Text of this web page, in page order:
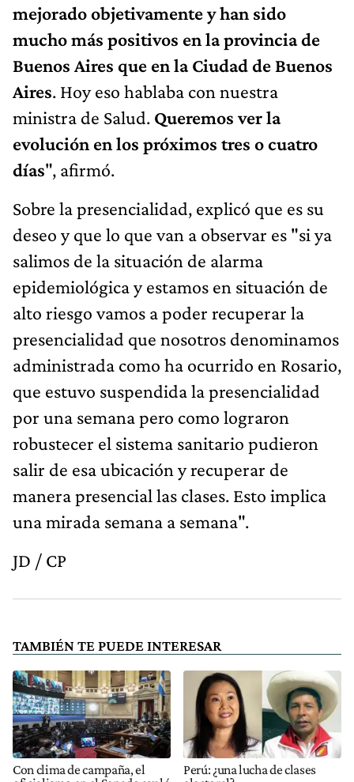
mejorado objetivamente y han sido
mucho más positivos en la provincia de
Buenos Aires que en la Ciudad de Buenos
Aires. Hoy eso hablaba con nuestra
ministra de Salud. Queremos ver la
evolución en los próximos tres o cuatro
días", afirmó.
Sobre la presencialidad, explicó que es su
deseo y que lo que van a observar es "si ya
salimos de la situación de alarma
epidemiológica y estamos en situación de
alto riesgo vamos a poder recuperar la
presencialidad que nosotros denominamos
administrada como ha ocurrido en Rosario,
que estuvo suspendida la presencialidad
por una semana pero como lograron
robustecer el sistema sanitario pudieron
salir de esa ubicación y recuperar de
manera presencial las clases. Esto implica
una mirada semana a semana".
JD / CP
TAMBIÉN TE PUEDE INTERESAR
Con clima de campaña, el
Perú: ¿una lucha de clases